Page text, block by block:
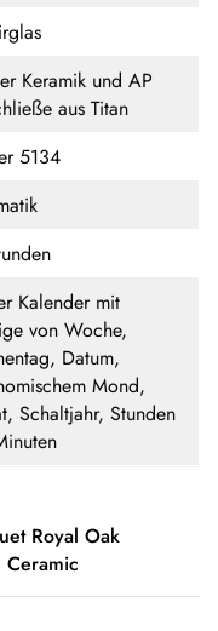
Keramik und AP
aus Titan
5134
Kalender mit
von Woche,
Datum,
Mond,
Schaltjahr, Stunden
Royal Oak